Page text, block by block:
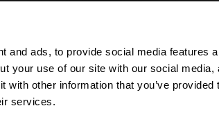
and ads, to provide social media features
your use of our site with our social media,
other information that you’ve provided
services.
Mentions